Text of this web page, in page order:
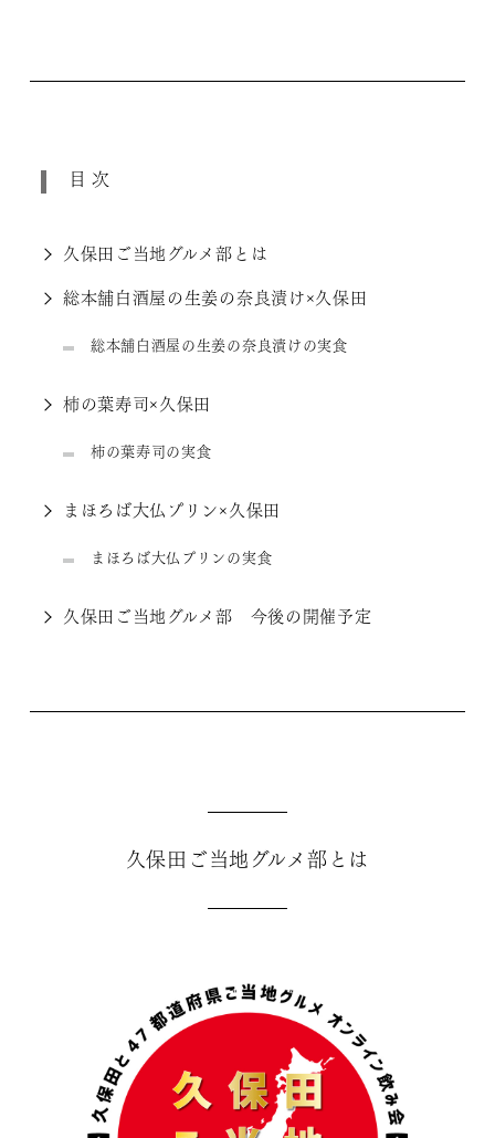
目次
久保田ご当地グルメ部とは
総本舗白酒屋の生姜の奈良漬け×久保田
総本舗白酒屋の生姜の奈良漬けの実食
柿の葉寿司×久保田
柿の葉寿司の実食
まほろば大仏プリン×久保田
まほろば大仏プリンの実食
久保田ご当地グルメ部 今後の開催予定
久保田ご当地グルメ部とは